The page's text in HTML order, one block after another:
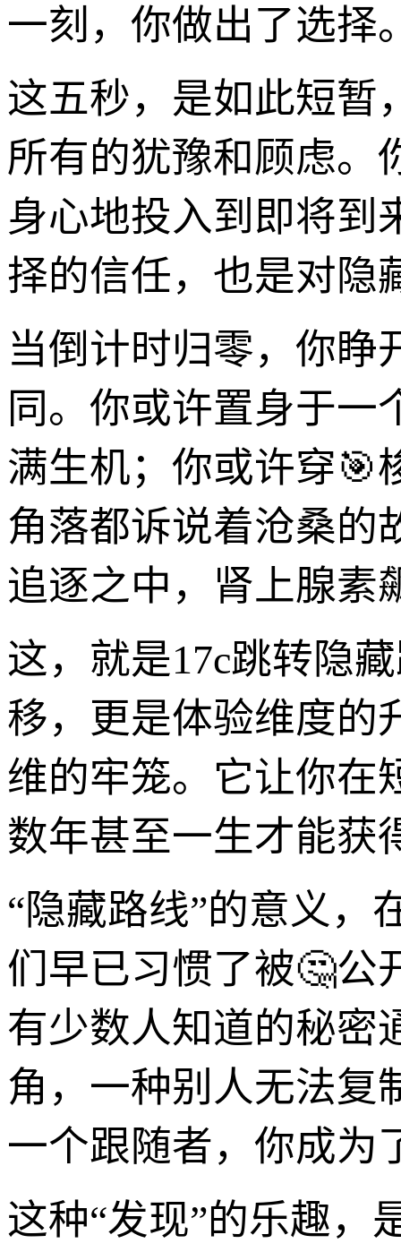
一刻，你做出了选择
这五秒，是如此短暂
所有的犹豫和顾虑。
身心地投入到即将到
择的信任，也是对隐
当倒计时归零，你睁
同。你或许置身于一
满生机；你或许穿🎯
角落都诉说着沧桑的
追逐之中，肾上腺素
这，就是17c跳转隐
移，更是体验维度的
维的牢笼。它让你在
数年甚至一生才能获
“隐藏路线”的意义，
们早已习惯了被🤔公
有少数人知道的秘密
角，一种别人无法复
一个跟随者，你成为
这种“发现”的乐趣，